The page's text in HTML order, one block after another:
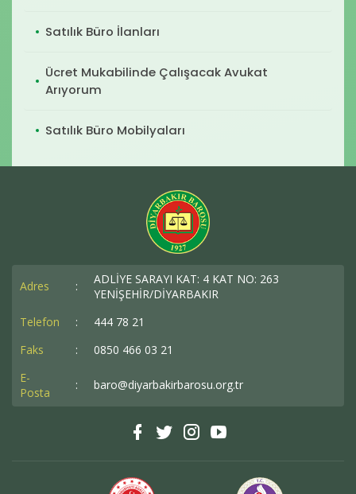
Satılık Büro İlanları
Ücret Mukabilinde Çalışacak Avukat
Arıyorum
Satılık Büro Mobilyaları
Adres :
ADLİYE SARAYI KAT: 4 KAT NO: 263
YENİŞEHİR/DİYARBAKIR
Telefon
:
444 78 21
Faks
:
0850 466 03 21
E-
Posta
: baro@diyarbakirbarosu.org.tr